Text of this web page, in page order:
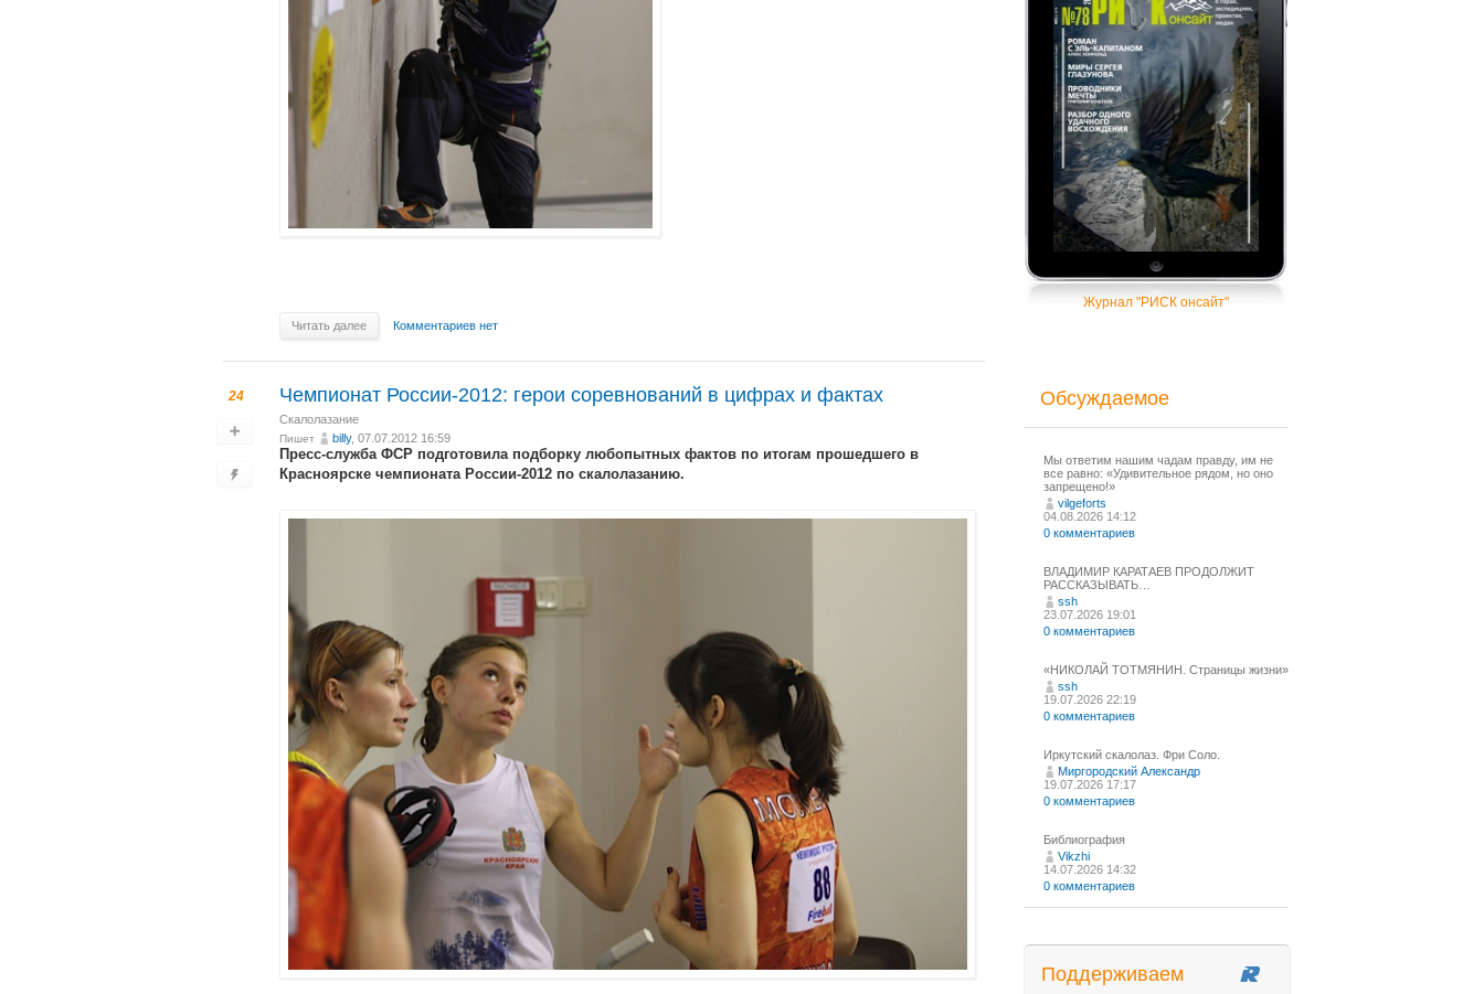
Читать далее Комментариев нет
24 Чемпионат России-2012: герои соревнований в цифрах и фактах
Скалолазание
Пишет billy, 07.07.2012 16:59
Пресс-служба ФСР подготовила подборку любопытных фактов по итогам прошедшего в
Красноярске чемпионата России-2012 по скалолазанию.
Журнал "РИСК онсайт"
Обсуждаемое
Мы ответим нашим чадам правду, им не
все равно: «Удивительное рядом, но оно
запрещено!»
vilgeforts
04.08.2026 14:12
0 комментариев
ВЛАДИМИР КАРАТАЕВ ПРОДОЛЖИТ
РАССКАЗЫВАТЬ…
ssh
23.07.2026 19:01
0 комментариев
«НИКОЛАЙ ТОТМЯНИН. Страницы жизни»
ssh
19.07.2026 22:19
0 комментариев
Иркутский скалолаз. Фри Соло.
Миргородский Александр
19.07.2026 17:17
0 комментариев
Библиография
Vikzhi
14.07.2026 14:32
0 комментариев
Поддерживаем